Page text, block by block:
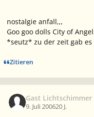
nostalgie anfall,,,
Goo goo dolls City of
*seutz* zu der zeit gab
Zitieren
Gast Lichtschimmer
9. Juli 200620 J.